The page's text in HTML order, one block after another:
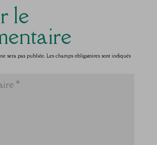
le
sera pas publiée. Les champs obligatoires sont indiqués